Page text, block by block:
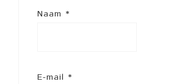
Naam *
E-mail *